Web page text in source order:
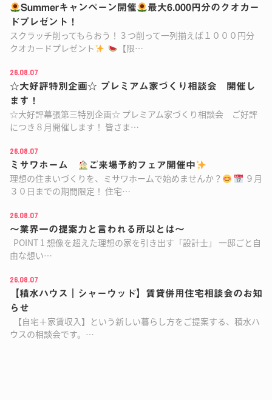
Summerキャンペーン開催
最大6.000円分のクオカー
ドプレゼント！
スクラッチ削ってもらおう！３つ削って一列揃えば１０００円分
クオカードプレゼント
【限…
26.08.07
☆大好評特別企画☆ プレミアム家づくり相談会 開催し
ます！
☆大好評幕張第三特別企画☆ プレミアム家づくり相談会 ご好評
につき８月開催します！ 皆さま…
26.08.07
ミサワホーム
ご来場予約フェア開催中
理想の住まいづくりを、ミサワホームで始めませんか？
９月
３０日までの期間限定！ 住宅…
26.08.07
～業界一の提案力と言われる所以とは～
POINT 1 想像を超えた理想の家を引き出す「設計士」 一邸ごと自
由な想い…
26.08.07
【積水ハウス｜シャーウッド】賃貸併用住宅相談会のお知
らせ
【自宅＋家賃収入】という新しい暮らし方をご提案する、積水ハ
ウスの相談会です。…